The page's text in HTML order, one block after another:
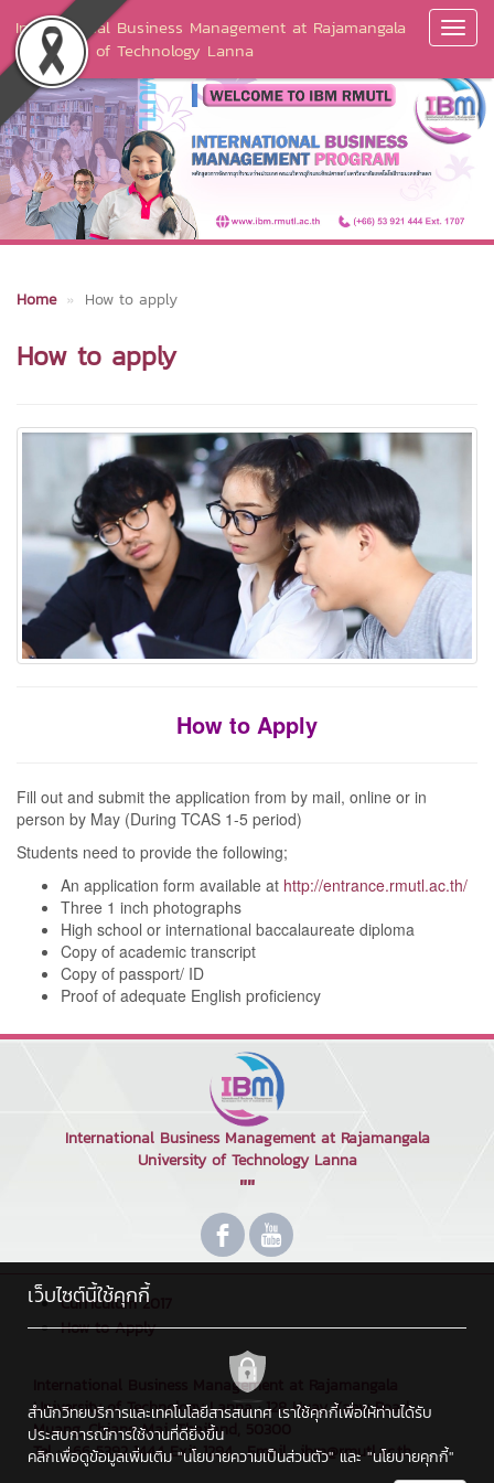
International Business Management at Rajamangala
University of Technology Lanna
Home How to apply
How to apply
How to Apply
Fill out and submit the application from by mail, online or in
person by May (During TCAS 1-5 period)
Students need to provide the following;
An application form available at http://entrance.rmutl.ac.th/
Three 1 inch photographs
High school or international baccalaureate diploma
Copy of academic transcript
Copy of passport/ ID
Proof of adequate English proficiency
International Business Management at Rajamangala
University of Technology Lanna
""
Curriculum 2017
How to Apply
International Business Management at Rajamangala
University of Technology Lanna : 128 Huay Kaew Road,
Muang, Chiang Mai, Thailand, 50300
Tel : +66 5392 1444 Exit 1294 , Email : ibm@rmutl.ac.th
เว็บไซต์นี้ใช้คุกกี้
สำนักวิทยบริการและเทคโนโลยีสารสนเทศ เราใช้คุกกี้เพื่อให้ท่านได้รับ
ประสบการณ์การใช้งานที่ดียิ่งขึ้น
คลิกเพื่อดูข้อมูลเพิ่มเติม "นโยบายความเป็นส่วนตัว" และ "นโยบายคุกกี้"